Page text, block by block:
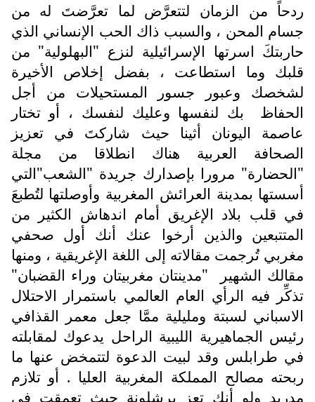
ردحاً من الزمان لتتعرَّض لما تعرَّضتَ له من
جسام المحن ، والسبب ذاك الحب الإنساني الذي
حاربتكَ اسرتها الإسرائيلية لنزع "البهلولية" من
قلبك وما استطاعت ، بفضل إخلاص الأخيرة
لشخصك وعبور جسور المستحيلات من أجل
الحفاظ
بك لنفسها وعليك لنفسك ، أو تختار
عاصمة اليونان أثينا حيث شاركتَ في تعزيز
الصحافة العربية هناك انطلاقا من مجلة
"الحضارة" مرورا بإصدارك جريدة "الشعب"التي
أسستها بمدينة العرائش المغربية وأوصلتها لتُطبعَ
في قلب بلاد الإغريق أمام اندهاش الكثير من
المتتبعين والذين أرخوا عنك أنك أول صحفي
مغربي تُرجمت مقالاته إلى اللغة الإغريقية ، ومنها
مقالك الشهير
"مدينتان مغربيتان وراء القضبان"
تذكِّر فيه الرأي العام العالمي باستمرار الاحتلال
الاسباني لسبتة ومليلية ممَّا جعل معمر القذافي
رئيس الجماهيرية الليبية الراحل يدعوك لمقابلته
في طرابلس وقد لبيت الدعوة لتتمخض عنها ما
ربحته مصالح المملكة المغربية العليا . أو تلازم
مدريد ولو أنك تعز برشلونة حيث تعمقت في